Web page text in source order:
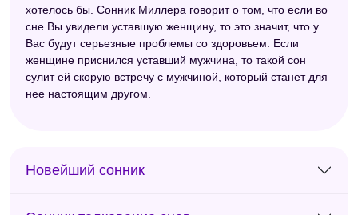
хотелось бы. Сонник Миллера говорит о том, что если во
сне Вы увидели уставшую женщину, то это значит, что у
Вас будут серьезные проблемы со здоровьем. Если
женщине приснился уставший мужчина, то такой сон
сулит ей скорую встречу с мужчиной, который станет для
нее настоящим другом.
Новейший сонник